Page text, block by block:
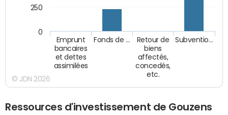
Emprunt
bancaires
et dettes
assimilées
Fonds de …
Retour de
biens
affectés,
concedés,
etc.
Subventio…
0
250
© JDN 2026
Ressources d'investissement de Gouzens